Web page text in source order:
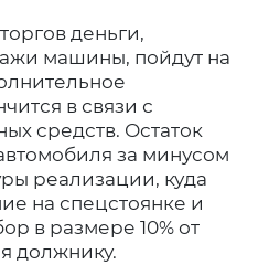
деньги,
машины, пойдут на
в связи с
средств. Остаток
за минусом
реализации, куда
на спецстоянке и
в размере 10% от
должнику.